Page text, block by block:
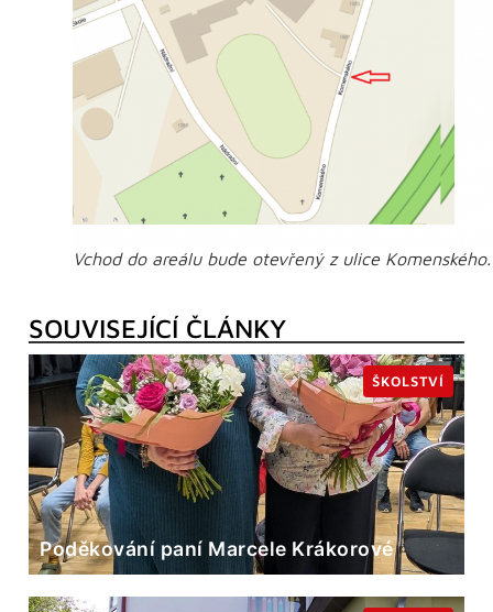
Vchod do areálu bude otevřený z ulice Komenského.
SOUVISEJÍCÍ ČLÁNKY
Poděkování paní Marcele Krákorové
ŠKOLSTVÍ